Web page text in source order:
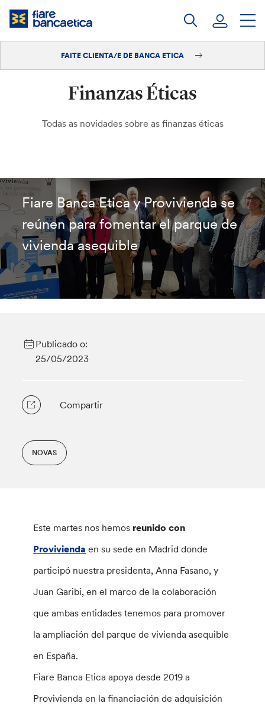
Saltar
FAITE CLIENTA/E DE BANCA ETICA
Finanzas Éticas
Todas as novidades sobre as finanzas éticas
Fiare Banca Etica y Provivienda se
reúnen para fomentar el parque de
vivienda asequible
Publicado o:
25/05/2023
Compartir
NOVAS
Este martes nos hemos reunido con
Provivienda en su sede en Madrid donde
participó nuestra presidenta, Anna Fasano, y
Juan Garibi, en el marco de la colaboración
que ambas entidades tenemos para promover
la ampliación del parque de vivienda asequible
en España.
Fiare Banca Etica apoya desde 2019 a
Provivienda en la financiación de adquisición